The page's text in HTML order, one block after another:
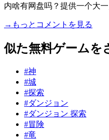
内啥有网盘吗？提供一个大
→もっとコメントを見る
似た無料ゲームを
#神
#城
#探索
#ダンジョン
#ダンジョン 探索
#冒険
#竜